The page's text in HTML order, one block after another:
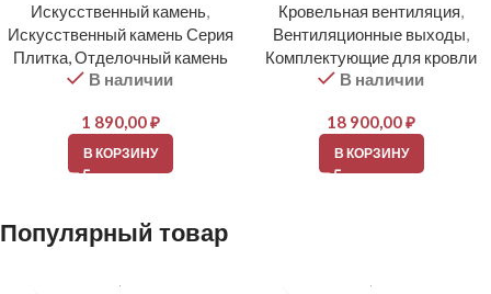
Искусственный камень,
Искусственный камень Серия
Плитка, Отделочный камень
В наличии
1 890,00₽
В КОРЗИНУ
Кровельная вентиляция,
Вентиляционные выходы,
Комплектующие для кровли
В наличии
18 900,00₽
В КОРЗИНУ
Популярный товар